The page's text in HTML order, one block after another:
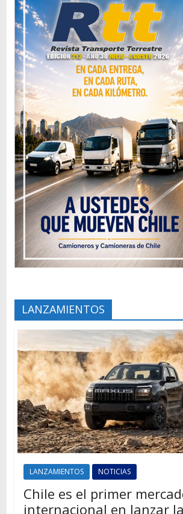
LANZAMIENTOS
LANZAMIENTOS NOTICIAS
Chile es el primer
internacional en lanzar